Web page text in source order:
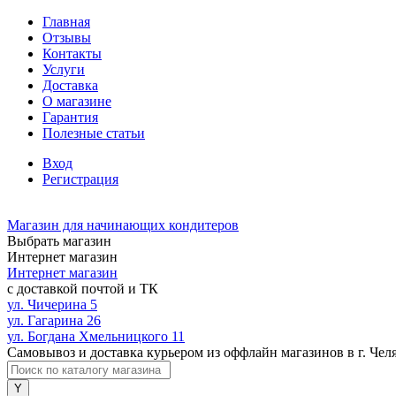
Главная
Отзывы
Контакты
Услуги
Доставка
О магазине
Гарантия
Полезные статьи
Вход
Регистрация
Магазин для начинающих кондитеров
Выбрать магазин
Интернет магазин
Интернет магазин
с доставкой почтой и ТК
ул. Чичерина 5
ул. Гагарина 26
ул. Богдана Хмельницкого 11
Самовывоз и доставка курьером из оффлайн магазинов в г.